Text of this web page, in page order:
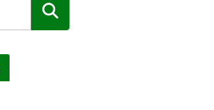
Buscar